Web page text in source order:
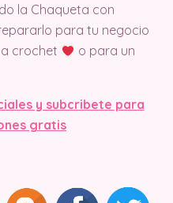
la Chaqueta con
para tu negocio
crochet
o para un
y subcribete para
gratis